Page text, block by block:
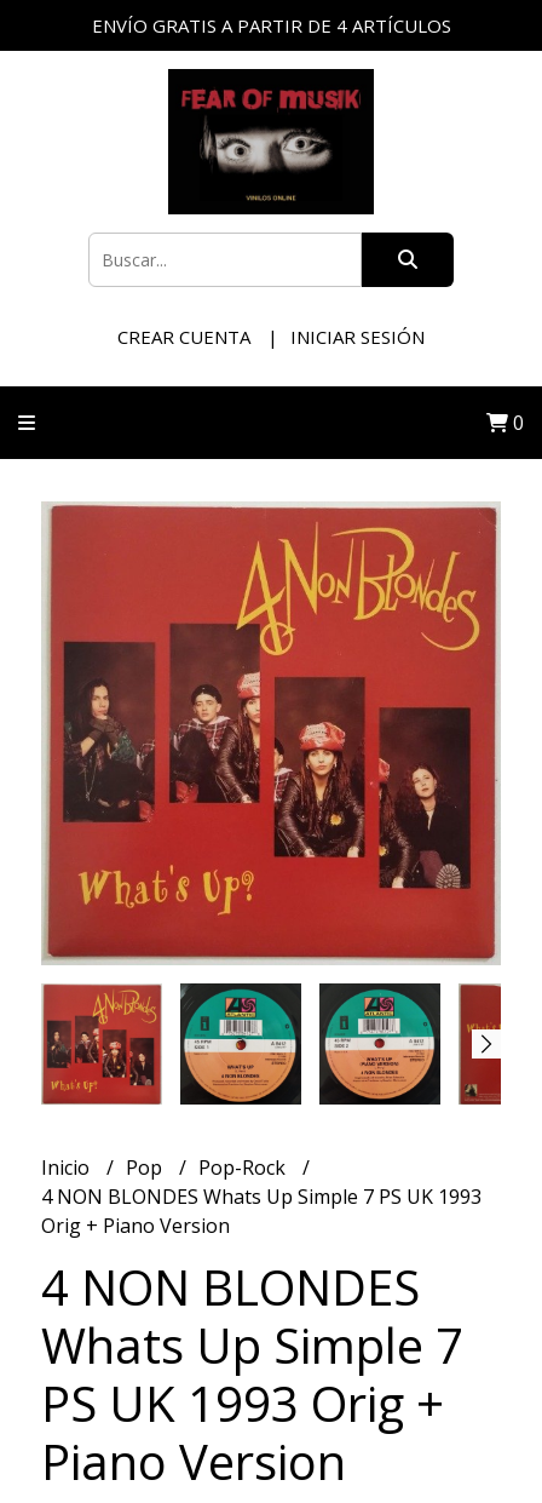
ENVÍO GRATIS A PARTIR DE 4 ARTÍCULOS
CREAR CUENTA INICIAR SESIÓN
0
Inicio Pop
Pop-Rock
4 NON BLONDES Whats Up Simple 7 PS UK 1993
Orig + Piano Version
4 NON BLONDES
Whats Up Simple 7
PS UK 1993 Orig +
Piano Version